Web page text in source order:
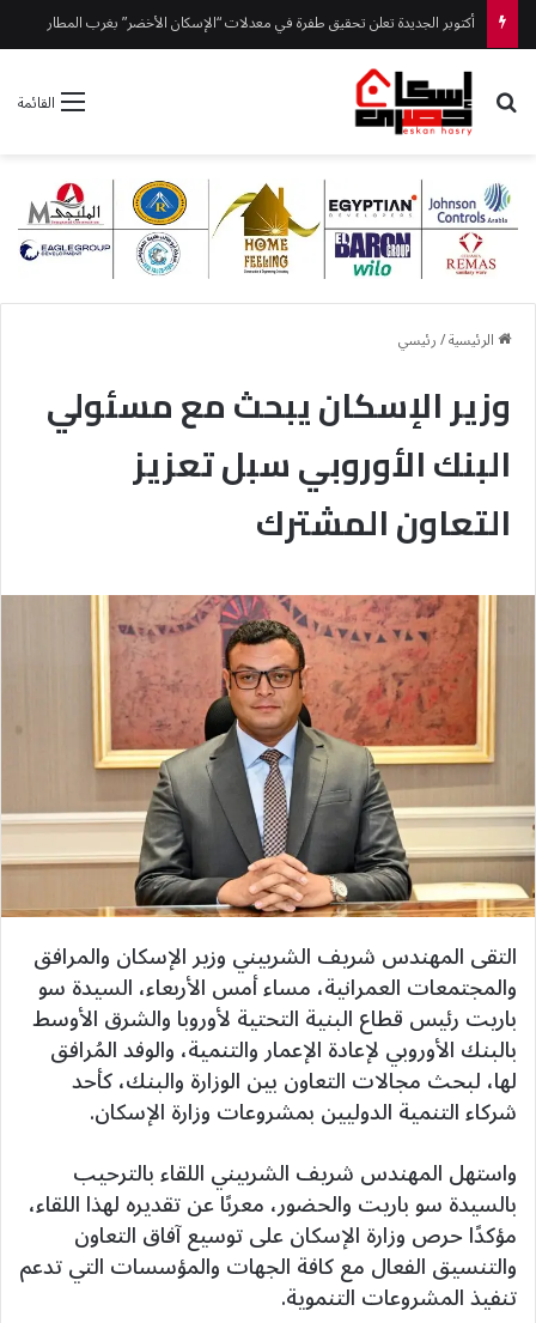
رئيس جهاز العلمين الجديدة يتفقد ” مزارين ” ويوجه بتكثيف أعمال النظافة والتجميل
القائمة
بحث عن
الرئيسية/رئيسي
وزير الإسكان يبحث مع مسئولي
البنك الأوروبي سبل تعزيز
التعاون المشترك
التقى المهندس شريف الشربيني وزير الإسكان والمرافق
والمجتمعات العمرانية، مساء أمس الأربعاء، السيدة سو
باريت رئيس قطاع البنية التحتية لأوروبا والشرق الأوسط
بالبنك الأوروبي لإعادة الإعمار والتنمية، والوفد المُرافق
لها، لبحث مجالات التعاون بين الوزارة والبنك، كأحد
شركاء التنمية الدوليين بمشروعات وزارة الإسكان.
واستهل المهندس شريف الشربيني اللقاء بالترحيب
بالسيدة سو باريت والحضور، معربًا عن تقديره لهذا اللقاء،
مؤكدًا حرص وزارة الإسكان على توسيع آفاق التعاون
والتنسيق الفعال مع كافة الجهات والمؤسسات التي تدعم
تنفيذ المشروعات التنموية.